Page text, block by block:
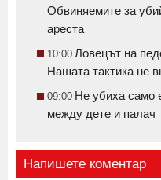
Обвиняемите за
ареста
10:00 Ловецът на
Нашата тактика не
09:00 Не убиха само
между дете и палач